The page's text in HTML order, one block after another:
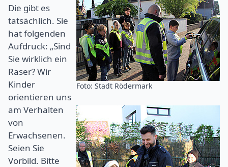
Foto: Stadt Rödermark
Die gibt es
tatsächlich. Sie
hat folgenden
Aufdruck: „Sind
Sie wirklich ein
Raser? Wir
Kinder
orientieren uns
am Verhalten
von
Erwachsenen.
Seien Sie
Vorbild. Bitte